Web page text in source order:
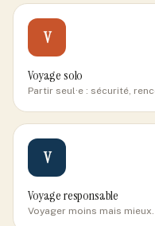
V
Voyage solo
Partir seul·e : sécurité,
V
Voyage responsable
Voyager moins mais